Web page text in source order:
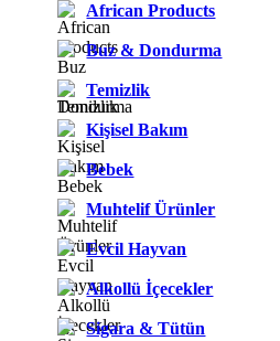
African Products
Buz & Dondurma
Temizlik
Kişisel Bakım
Bebek
Muhtelif Ürünler
Evcil Hayvan
Alkollü İçecekler
Sigara & Tütün